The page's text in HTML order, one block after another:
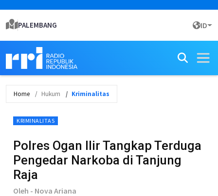
PALEMBANG ID
Home Hukum Kriminalitas
KRIMINALITAS
Polres Ogan Ilir Tangkap Terduga
Pengedar Narkoba di Tanjung
Raja
Oleh - Nova Ariana